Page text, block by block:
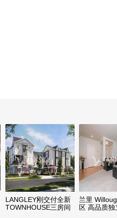
LANGLEY刚交付全新
TOWNHOUSE三房间
兰里
区 高品质独